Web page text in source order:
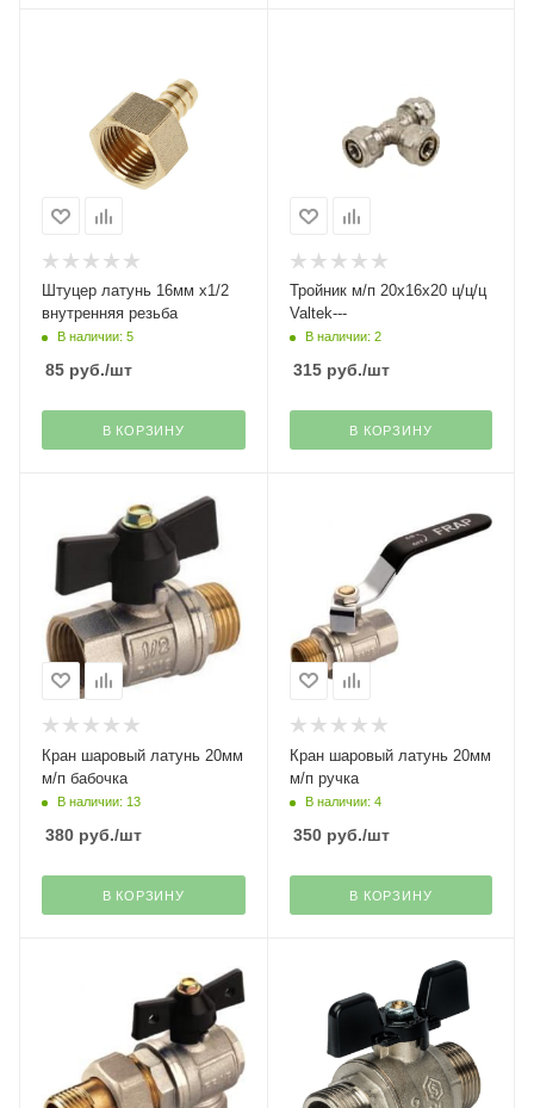
Штуцер латунь 16мм х1/2
внутренняя резьба
В наличии: 5
85 руб./шт
В КОРЗИНУ
Тройник м/п 20х16х20 ц/ц/ц
Valtek---
В наличии: 2
315руб./шт
В КОРЗИНУ
Кран шаровый латунь 20мм
м/п бабочка
В наличии: 13
380 руб./шт
В КОРЗИНУ
Кран шаровый латунь 20мм
м/п ручка
В наличии: 4
350руб./шт
В КОРЗИНУ